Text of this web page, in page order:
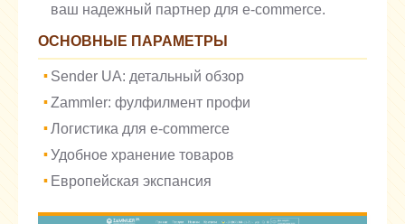
ваш надежный партнер для e-commerce.
ОСНОВНЫЕ ПАРАМЕТРЫ
Sender UA: детальный обзор
Zammler: фулфилмент профи
Логистика для e-commerce
Удобное хранение товаров
Европейская экспансия